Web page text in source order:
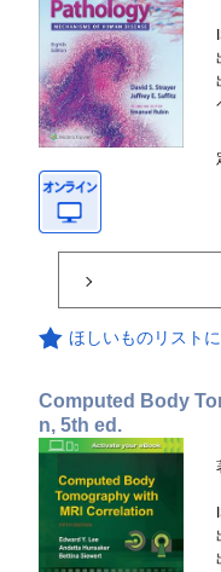
ほしいものリスト
Computed Body
n, 5th ed.